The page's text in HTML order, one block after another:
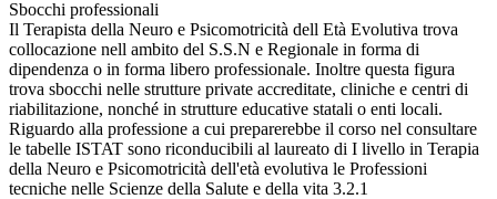
Sbocchi professionali
Il Terapista della Neuro e Psicomotricità dell Età Evolutiva trova
collocazione nell ambito del S.S.N e Regionale in forma di
dipendenza o in forma libero professionale. Inoltre questa figura
trova sbocchi nelle strutture private accreditate, cliniche e centri di
riabilitazione, nonché in strutture educative statali o enti locali.
Riguardo alla professione a cui preparerebbe il corso nel consultare
le tabelle ISTAT sono riconducibili al laureato di I livello in Terapia
della Neuro e Psicomotricità dell'età evolutiva le Professioni
tecniche nelle Scienze della Salute e della vita 3.2.1